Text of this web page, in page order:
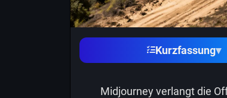
Kurzfassung▾
Midjourney verlangt die